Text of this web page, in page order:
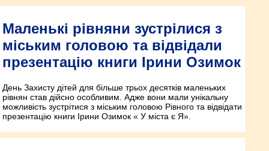
Маленькі рівняни зустрілися з
міським головою та відвідали
презентацію книги Ірини Озимок
День Захисту дітей для більше трьох десятків маленьких
рівнян став дійсно особливим. Адже вони мали унікальну
можливість зустрітися з міським головою Рівного та відвідати
презентацію книги Ірини Озимок « У міста є Я».